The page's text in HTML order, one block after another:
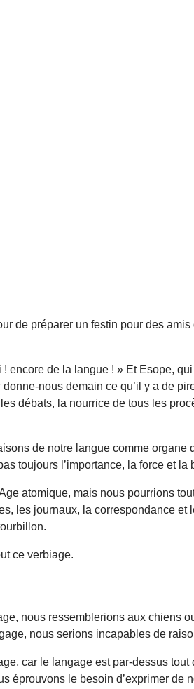
de préparer un festin pour des
encore de la langue ! » Et Esope,
nous demain ce qu’il y a de
débats, la nourrice de tous les
de notre langue comme
toujours l’importance, la force et la
atomique, mais nous pourrions
les journaux, la correspondance
ce verbiage.
nous ressemblerions aux chiens
nous serions incapables de
car le langage est par-dessus
éprouvons le besoin d’exprimer